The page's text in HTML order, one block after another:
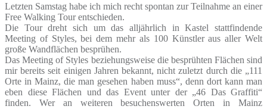
Letzten Samstag habe ich mich recht spontan zur Teilnahme an einer
Free Walking Tour entschieden.
Die Tour dreht sich um das alljährlich in Kastel stattfindende
Meeting of Styles, bei dem mehr als 100 Künstler aus aller Welt
große Wandflächen besprühen.
Das Meeting of Styles beziehungsweise die besprühten Flächen sind
mir bereits seit einigen Jahren bekannt, nicht zuletzt durch die „111
Orte in Mainz, die man gesehen haben muss“, denn dort kann man
eben diese Flächen und das Event unter der „46 Das Graffiti“
finden. Wer an weiteren besuchenswerten Orten in Mainz